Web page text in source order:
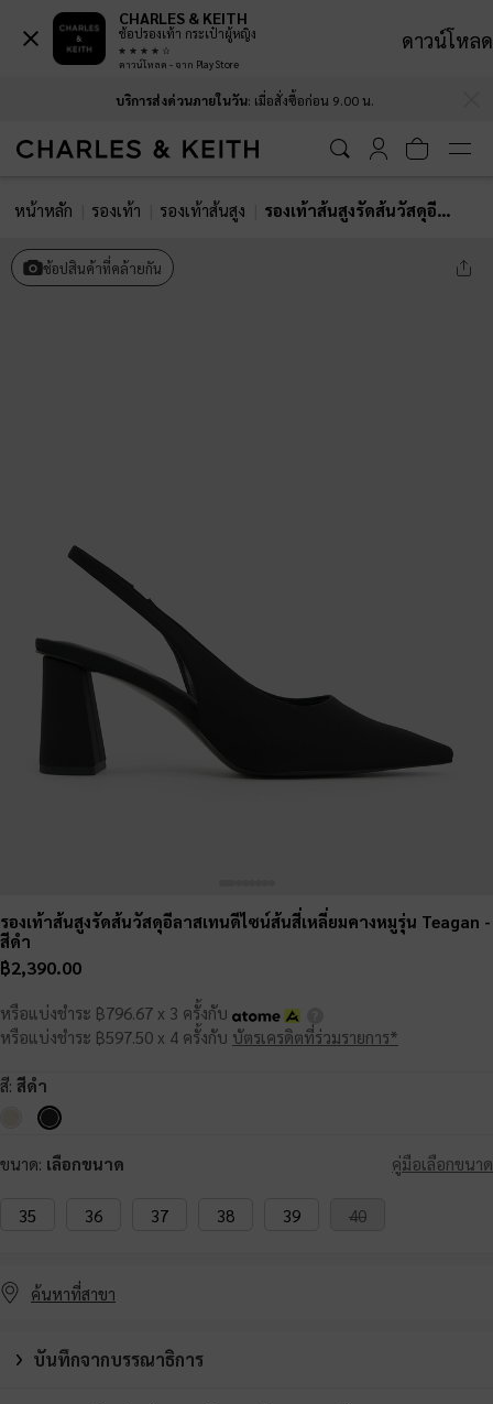
บริการส่งด่วนภายในวัน : เมื่อสั่งซื้อก่อน 9.00 น.
หน้าหลัก รองเท้า รองเท้าส้นสูง รองเท้าส้นสูงรัดส้นวัสดุอีลาสเทนดีไซน์ส้นสี่เหลี่ยมคางหมูรุ่น Teagan
ช้อปสินค้าที่คล้ายกัน
รองเท้าส้นสูงรัดส้นวัสดุอีลาสเทนดีไซน์ส้นสี่เหลี่ยมคางหมูรุ่น Teagan -
สีดำ
฿2,390.00
หรือแบ่งชำระ ฿796.67 x 3 ครั้งกับ
หรือแบ่งชำระ ฿597.50 x 4 ครั้งกับ บัตรเครดิตที่ร่วมรายการ*
สี: สีดำ
ขนาด: เลือกขนาด คู่มือเลือกขนาด
35 36 37 38 39 40
ค้นหาที่สาขา
บันทึกจากบรรณาธิการ
CHARLES & KEITH
ช้อปรองเท้า กระเป๋าผู้หญิง
ดาวน์โหลด - จาก Play Store
ดาวน์โหลด